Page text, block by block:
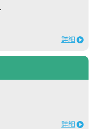
詳細
詳細